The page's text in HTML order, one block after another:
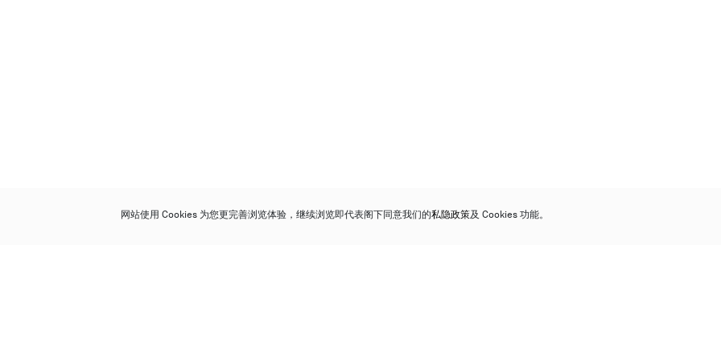
网站使用 Cookies 为您更完善浏览体验，继续浏览即代表阁下同意我们的私隐政策及 Cookies 功能。